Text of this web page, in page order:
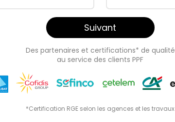
Suivant
Des partenaires et certifications* de qualité
au service des clients PPF
*Certification RGE selon les agences et les travaux